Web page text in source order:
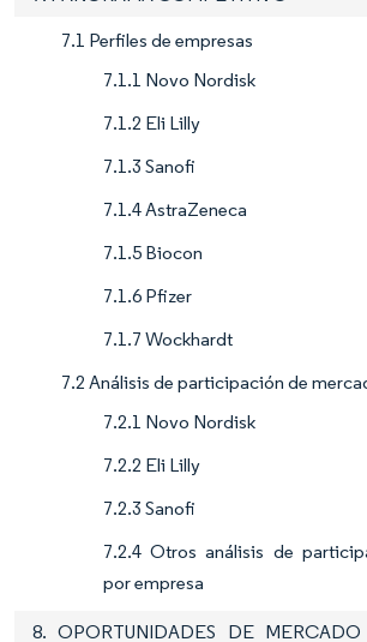
7.1 Perfiles de empresas
7.1.1 Novo Nordisk
7.1.2 Eli Lilly
7.1.3 Sanofi
7.1.4 AstraZeneca
7.1.5 Biocon
7.1.6 Pfizer
7.1.7 Wockhardt
7.2 Análisis de participación de
7.2.1 Novo Nordisk
7.2.2 Eli Lilly
7.2.3 Sanofi
7.2.4 Otros análisis de
por empresa
8. OPORTUNIDADES DE